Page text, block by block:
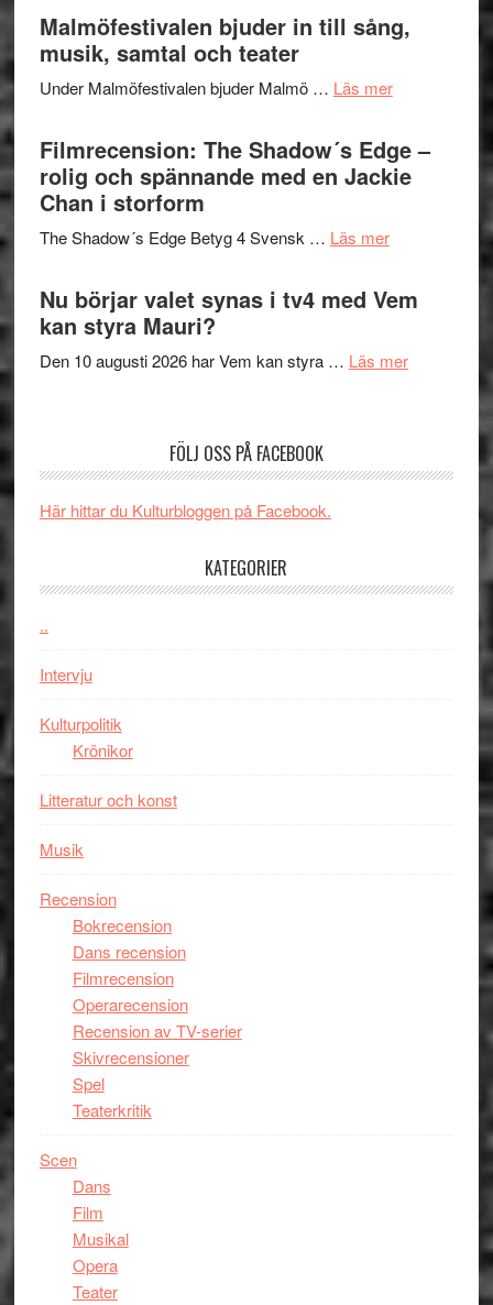
Hannes
Pöntinen
avslutar
Malmöfestivalen bjuder in till sång,
musik, samtal och teater
Under Malmöfestivalen bjuder Malmö … Läs merom
in
till
och
Filmrecension: The Shadow´s Edge –
rolig och spännande med en Jackie
Chan i storform
The Shadow´s Edge Betyg 4 Svensk … Läs merom
Shadow
Edge
spännande
Nu börjar valet synas i tv4 med Vem
kan styra Mauri?
Den 10 augusti 2026 har Vem kan styra … Läs merom
kan
FÖLJ OSS PÅ FACEBOOK
Här hittar du Kulturbloggen på Facebook.
KATEGORIER
..
Intervju
Kulturpolitik
Krönikor
Litteratur och konst
Musik
Recension
Bokrecension
Dans recension
Filmrecension
Operarecension
Recension av TV-serier
Skivrecensioner
Spel
Teaterkritik
Scen
Dans
Film
Musikal
Opera
Teater